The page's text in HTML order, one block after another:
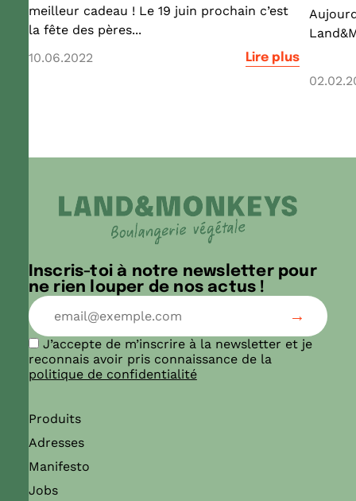
meilleur cadeau ! Le 19 juin prochain c’est
la fête des pères...
10.06.2022
Lire plus
Inscris-toi à notre newsletter pour
ne rien louper de nos actus !
J’accepte de m’inscrire à la newsletter et je
reconnais avoir pris connaissance de la
politique de confidentialité
Produits
Adresses
Manifesto
Jobs